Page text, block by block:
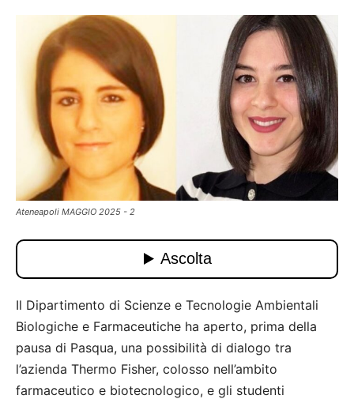
Ateneapoli MAGGIO 2025 - 2
Il Dipartimento di Scienze e Tecnologie Ambientali
Biologiche e Farmaceutiche ha aperto, prima della
pausa di Pasqua, una possibilità di dialogo tra
l’azienda Thermo Fisher, colosso nell’ambito
farmaceutico e biotecnologico, e gli studenti